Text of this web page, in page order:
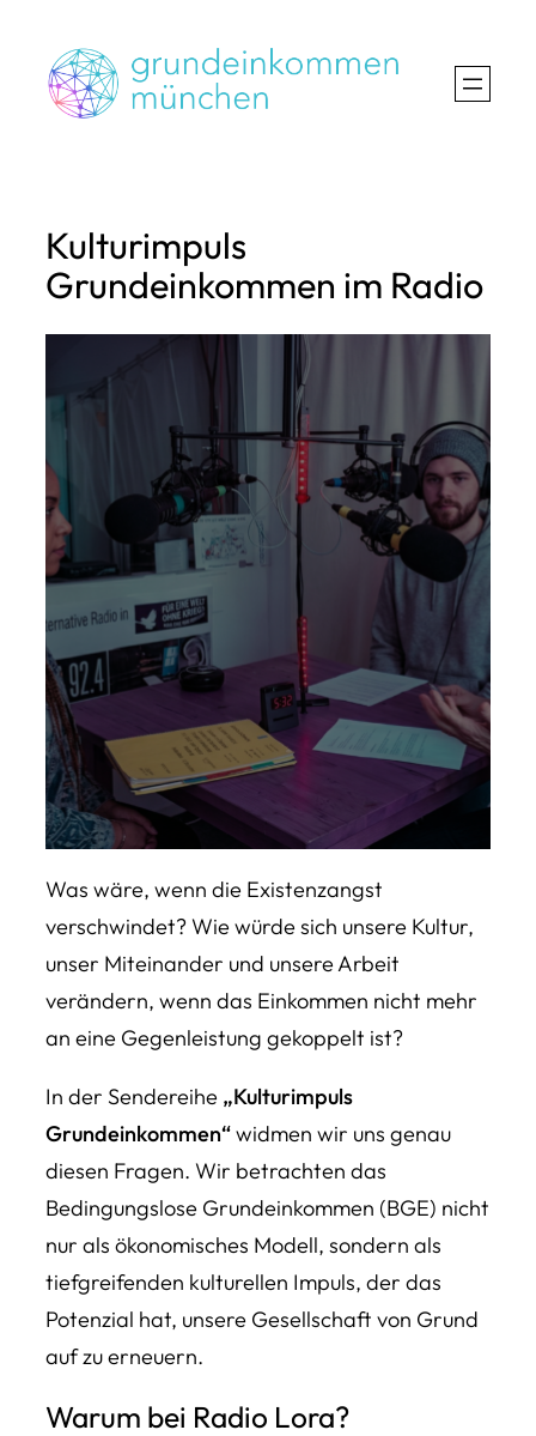
Inhalt
springen
Kulturimpuls
Grundeinkommen im Radio
Was wäre, wenn die Existenzangst
verschwindet? Wie würde sich unsere Kultur,
unser Miteinander und unsere Arbeit
verändern, wenn das Einkommen nicht mehr
an eine Gegenleistung gekoppelt ist?
In der Sendereihe „Kulturimpuls
Grundeinkommen“widmen wir uns genau
diesen Fragen. Wir betrachten das
Bedingungslose Grundeinkommen (BGE) nicht
nur als ökonomisches Modell, sondern als
tiefgreifenden kulturellen Impuls, der das
Potenzial hat, unsere Gesellschaft von Grund
auf zu erneuern.
Warum bei Radio Lora?